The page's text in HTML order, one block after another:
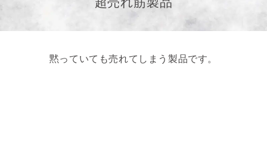
黙っていても売れてしまう製品です。